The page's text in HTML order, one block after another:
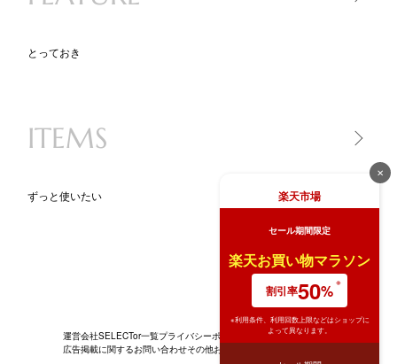
とっておき
ニッポン、地方のいいモノ
ITEMS
ずっと使いたい
運営会社SELECTor一覧プライバシーポリシー
広告掲載に関するお問い合わせその他お問い合わせ
✕
楽天市場
セール期間限定
楽天お買い物マラソン
割引率50%
※利用条件、利用回数上限などはショップに
よって異なります。